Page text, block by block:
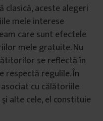
clasică, aceste alegeri
mele interese
care sunt efectele
mele gratuite. Nu
se reflectă în
regulile. În
cu călătoriile
alte cele, el constituie